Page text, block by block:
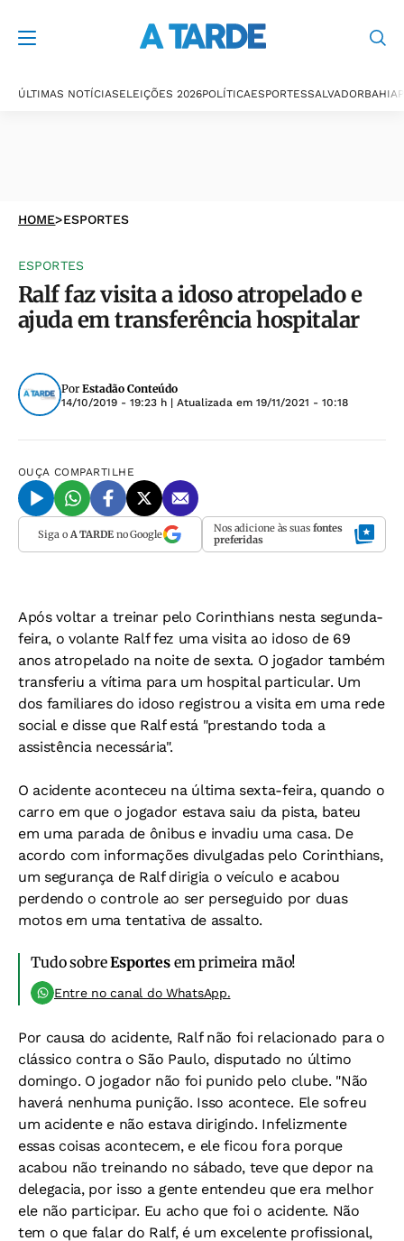
ÚLTIMAS NOTÍCIASELEIÇÕES 2026POLÍTICAESPORTESSALVADORBAHIA
HOME>ESPORTES
ESPORTES
Ralf faz visita a idoso atropelado e
ajuda em transferência hospitalar
Por Estadão Conteúdo
14/10/2019 - 19:23 h | Atualizada em 19/11/2021 - 10:18
OUÇA COMPARTILHE
Siga o A TARDEno Google Nos adicione às suas fontes
preferidas
Após voltar a treinar pelo Corinthians nesta segunda-
feira, o volante Ralf fez uma visita ao idoso de 69
anos atropelado na noite de sexta. O jogador também
transferiu a vítima para um hospital particular. Um
dos familiares do idoso registrou a visita em uma rede
social e disse que Ralf está "prestando toda a
assistência necessária".
O acidente aconteceu na última sexta-feira, quando o
carro em que o jogador estava saiu da pista, bateu
em uma parada de ônibus e invadiu uma casa. De
acordo com informações divulgadas pelo Corinthians,
um segurança de Ralf dirigia o veículo e acabou
perdendo o controle ao ser perseguido por duas
motos em uma tentativa de assalto.
Tudo sobreEsportesem primeira mão!
Entre no canal do WhatsApp.
Por causa do acidente, Ralf não foi relacionado para o
clássico contra o São Paulo, disputado no último
domingo. O jogador não foi punido pelo clube. "Não
haverá nenhuma punição. Isso acontece. Ele sofreu
um acidente e não estava dirigindo. Infelizmente
essas coisas acontecem, e ele ficou fora porque
acabou não treinando no sábado, teve que depor na
delegacia, por isso a gente entendeu que era melhor
ele não participar. Eu acho que foi o acidente. Não
tem o que falar do Ralf, é um excelente profissional,